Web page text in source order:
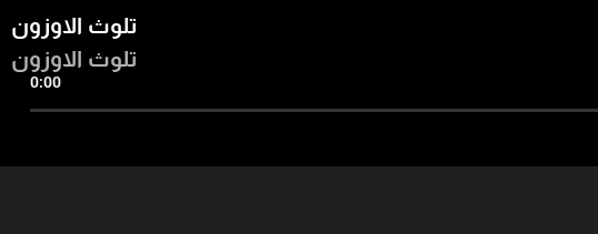
0:00
تلوث الاوزون
تلوث الاوزون